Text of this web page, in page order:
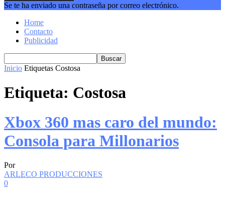
Se te ha enviado una contraseña por correo electrónico.
Home
Contacto
Publicidad
Inicio Etiquetas Costosa
Etiqueta: Costosa
Xbox 360 mas caro del mundo:
Consola para Millonarios
Por
ARLECO PRODUCCIONES
0